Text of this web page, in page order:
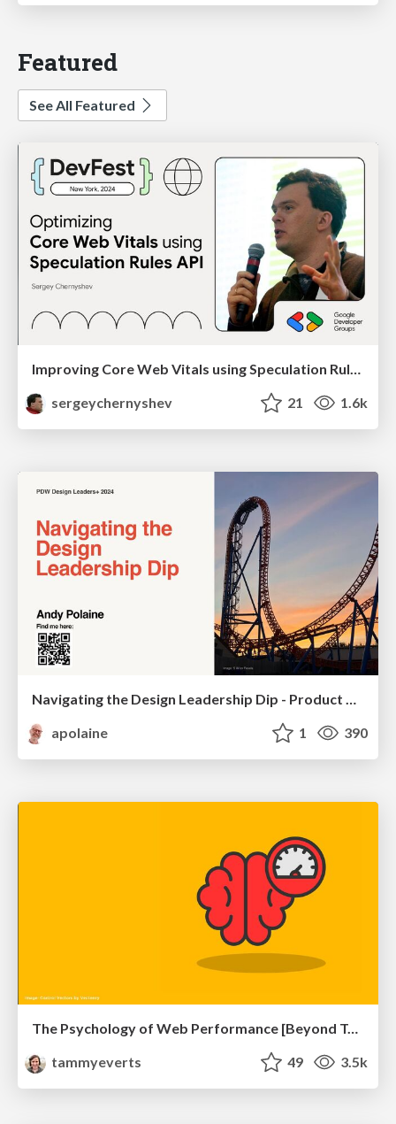
Featured
See All Featured
Improving Core Web Vitals using Speculation Rules API
sergeychernyshev
21 1.6k
Navigating the Design Leadership Dip - Product Design Week Design Leaders+ Conference 2024
apolaine
1 390
The Psychology of Web Performance [Beyond Tellerrand 2023]
tammyeverts
49 3.5k